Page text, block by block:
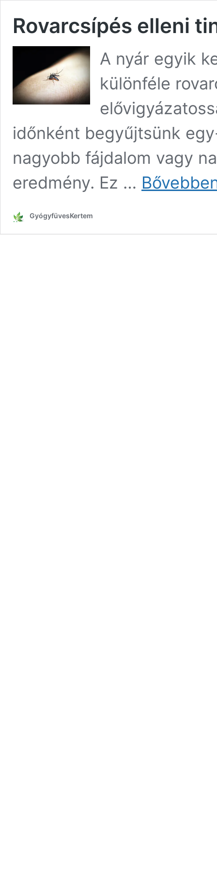
Rovarcsípés elleni
A nyár egyik
különféle
időnként begyűjtsünk
nagyobb fájdalom vagy
eredmény. Ez …
GyógyfüvesKertem